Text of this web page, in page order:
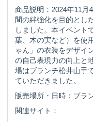
商品説明：2024年11月
間の絆強化を目的とし
しました。本イベント
葉、木の実など）を使
ゃん」の衣装をデザイ
の自己表現力の向上と
場はブランチ松井山手
ていただきました。
販売場所・日時：ブラ
関連サイト：